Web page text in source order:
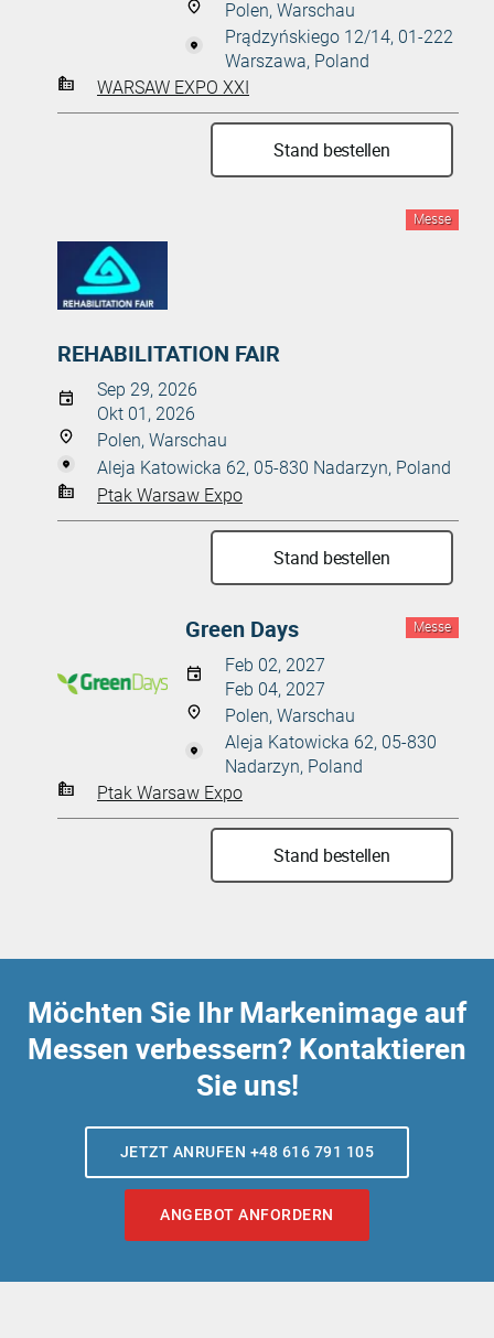
Polen, Warschau
Prądzyńskiego 12/14, 01-222
Warszawa, Poland
WARSAW EXPO XXI
Stand bestellen
Messe
REHABILITATION FAIR
Sep 29, 2026
Okt 01, 2026
Polen, Warschau
Aleja Katowicka 62, 05-830 Nadarzyn, Poland
Ptak Warsaw Expo
Stand bestellen
Messe
Green Days
Feb 02, 2027
Feb 04, 2027
Polen, Warschau
Aleja Katowicka 62, 05-830
Nadarzyn, Poland
Ptak Warsaw Expo
Stand bestellen
Möchten Sie Ihr Markenimage auf
Messen verbessern? Kontaktieren
Sie uns!
JETZT ANRUFEN +48 616 791 105
ANGEBOT ANFORDERN